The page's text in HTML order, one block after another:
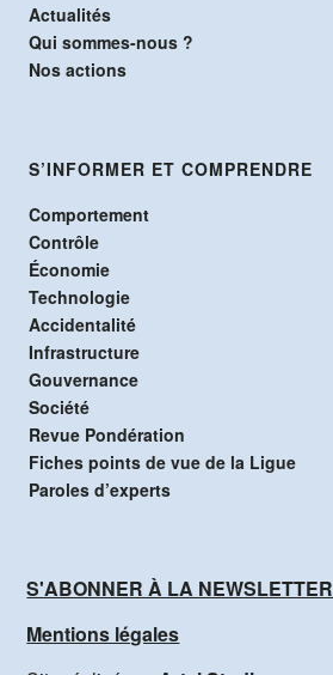
Actualités
Qui sommes-nous ?
Nos actions
S’INFORMER ET COMPRENDRE
Comportement
Contrôle
Économie
Technologie
Accidentalité
Infrastructure
Gouvernance
Société
Revue Pondération
Fiches points de vue de la Ligue
Paroles d’experts
S'ABONNER À LA NEWSLETTER
Mentions légales